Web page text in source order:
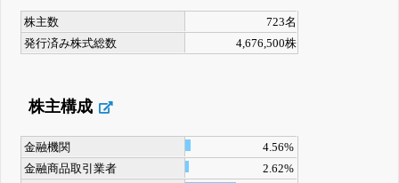
株主数
723名
発行済み株式総数
4,676,500株
株主構成
金融機関
4.56%
金融商品取引業者
2.62%